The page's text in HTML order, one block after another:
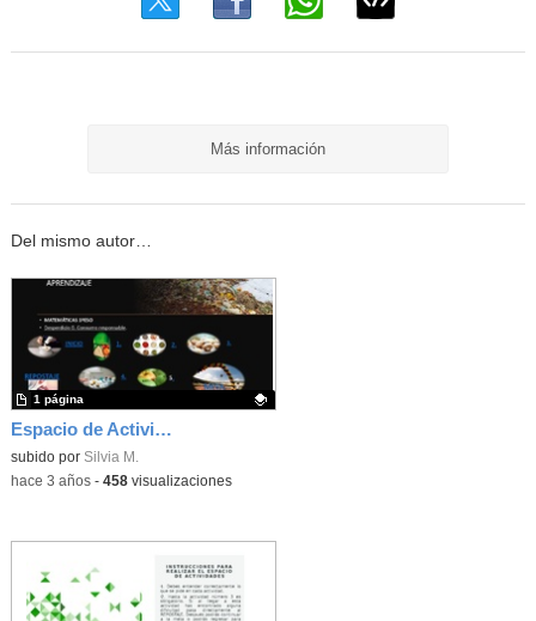
Más información
Del mismo autor…
Espacio de Actividades con distinto ritmo de aprendizaje
Contenido educativo.
subido por Silvia M.
1 página
-hace 3 años- 458visualizaciones